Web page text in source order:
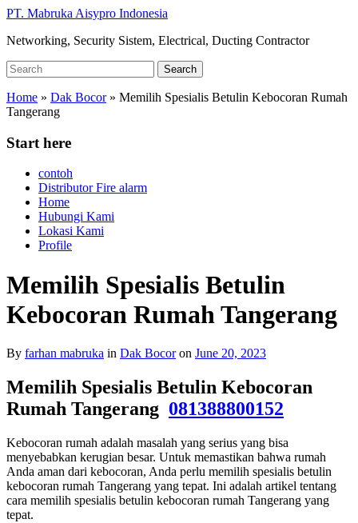
Skip
main
PT. Mabruka Aisypro Indonesia
Networking, Security Sistem, Electrical, Ducting Contractor
Search
for:
Search
Home » Dak Bocor» Memilih Spesialis Betulin Kebocoran Rumah
Tangerang
Start here
contoh
Distributor Fire alarm
Home
Hubungi Kami
Lokasi Kami
Profile
Memilih Spesialis Betulin
Kebocoran Rumah Tangerang
By farhan mabruka in Dak Bocoron June 20, 2023
Memilih Spesialis Betulin Kebocoran
Rumah Tangerang 081388800152
Kebocoran rumah adalah masalah yang serius yang bisa
menyebabkan kerugian besar. Untuk memastikan bahwa rumah
Anda aman dari kebocoran, Anda perlu memilih spesialis betulin
kebocoran rumah Tangerang yang tepat. Ini adalah artikel tentang
cara memilih spesialis betulin kebocoran rumah Tangerang yang
tepat.